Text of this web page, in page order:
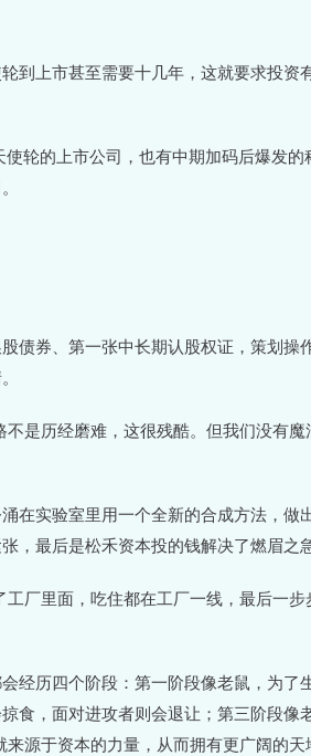
到上市甚至需要十几年，这就要求投资
轮的上市公司，也有中期加码后爆发的
债券、第一张中长期认股权证，策划操
是历经磨难，这很残酷。但我们没有魔
在实验室里用一个全新的合成方法，做
，最后是松禾资本投的钱解决了燃眉之急
厂里面，吃住都在工厂一线，最后一步
历四个阶段：第一阶段像老鼠，为了
食，面对进攻者则会退让；第三阶段像
源于资本的力量，从而拥有更广阔的天